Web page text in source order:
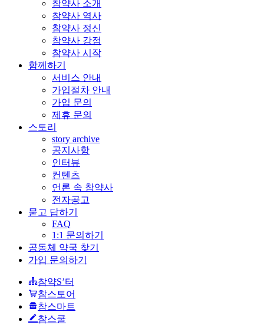
참약사 소개
참약사 역사
참약사 정신
참약사 강점
참약사 시작
함께하기
서비스 안내
가입절차 안내
가입 문의
제휴 문의
스토리
story archive
공지사항
인터뷰
컨텐츠
언론 속 참약사
전자공고
묻고 답하기
FAQ
1:1 문의하기
공동체 약국 찾기
가입 문의하기
참약S’터
참스토어
참스마트
참스쿨